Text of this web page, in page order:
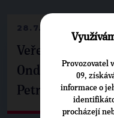
28.7.2026
Veřejné
Ondřej Havel
Petrem Pavlem
Provozovatel
09,
informace o
procházejí